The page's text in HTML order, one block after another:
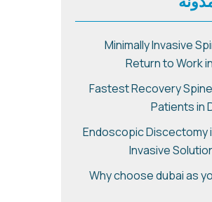
Minimally Invasive
Return to Work
Fastest Recovery
Patients in
Endoscopic Discectomy
Invasive
Why choose dubai as